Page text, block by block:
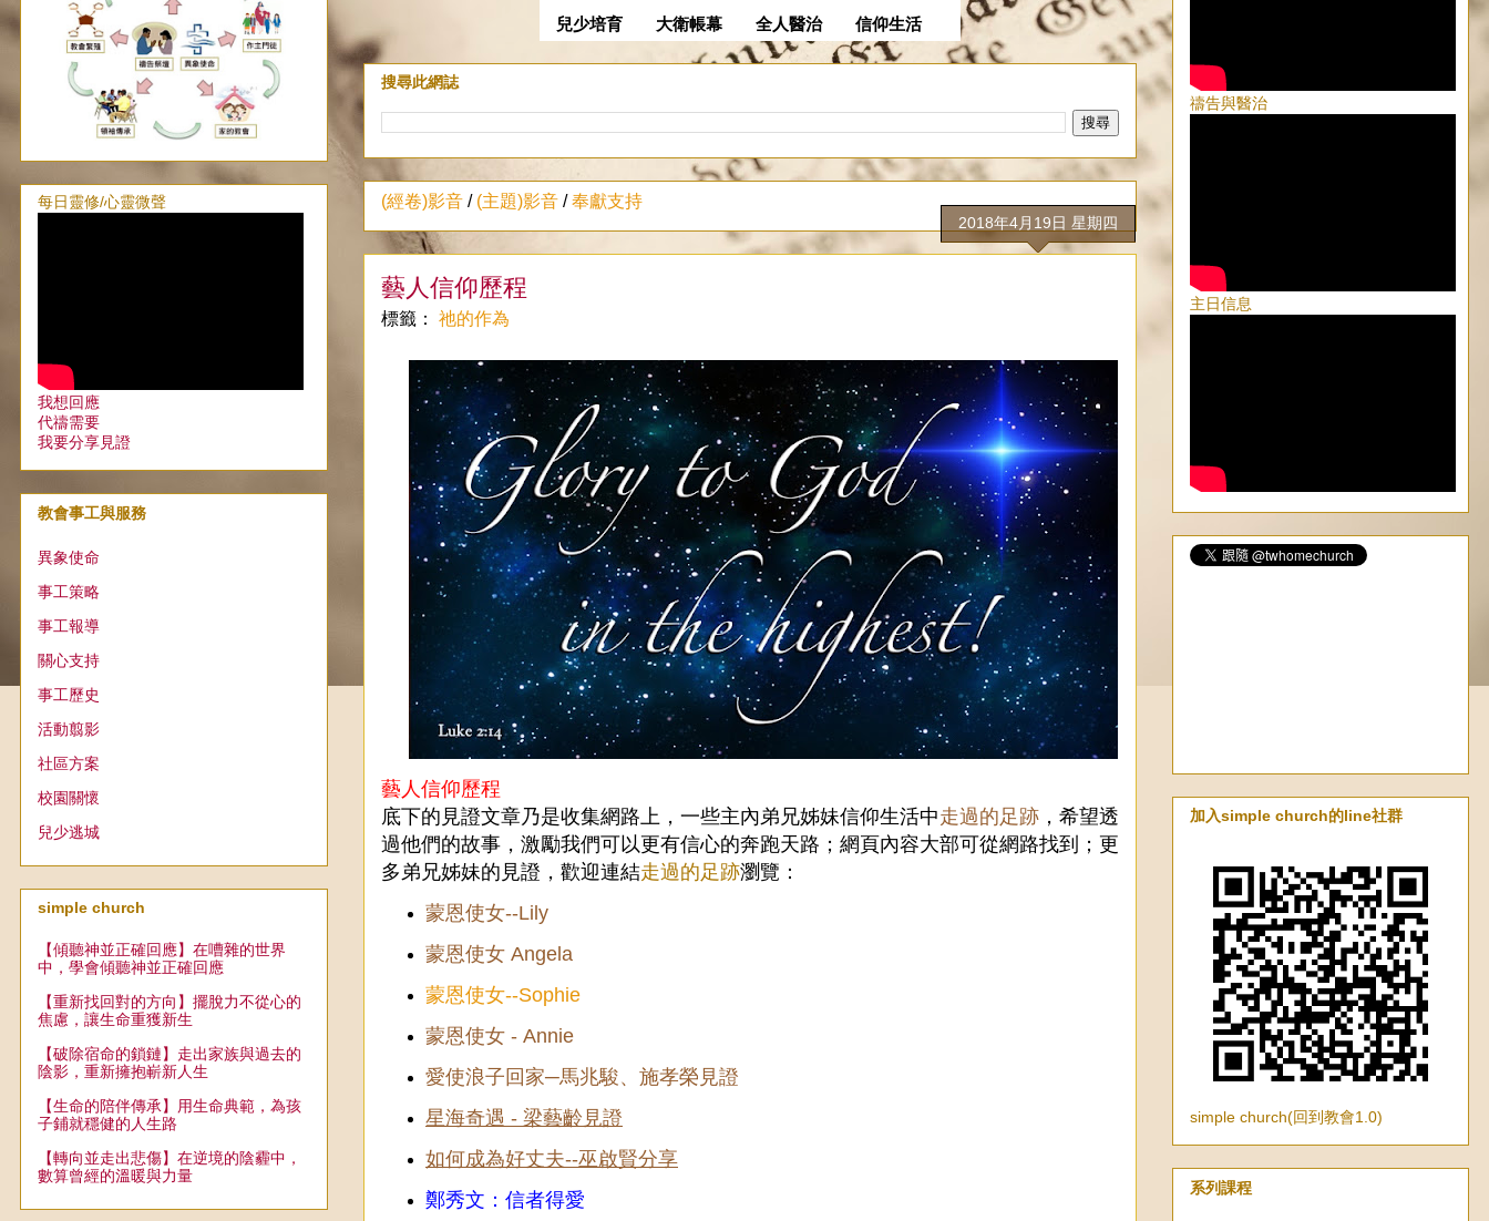
兒少培育 大衛帳幕 全人醫治 信仰生活
搜尋此網誌
(經卷)影音 / (主題)影音 /奉獻支持
2018年4月19日 星期四
藝人信仰歷程
標籤： 祂的作為
藝人信仰歷程
底下的見證文章乃是收集網路上，一些主內弟兄姊妹信仰生活中走過的足跡 ，希望透
過他們的故事，激勵我們可以更有信心的奔跑天路；網頁內容大部可從網路找到；更
多弟兄姊妹的見證，歡迎連結走過的足跡瀏覽 ：
蒙恩使女--Lily
蒙恩使女 Angela
蒙恩使女--Sophie
蒙恩使女 - Annie
愛使浪子回家─馬兆駿、施孝榮見證
星海奇遇 - 梁藝齡見證
如何成為好丈夫--巫啟賢分享
鄭秀文：信者得愛
每日靈修/心靈微聲
我想回應
代禱需要
我要分享見證
教會事工與服務
異象使命
事工策略
事工報導
關心支持
事工歷史
活動翦影
社區方案
校園關懷
兒少逃城
simple church
【傾聽神並正確回應】在嘈雜的世界
中，學會傾聽神並正確回應
【重新找回對的方向】擺脫力不從心的
焦慮，讓生命重獲新生
【破除宿命的鎖鏈】走出家族與過去的
陰影，重新擁抱嶄新人生
【生命的陪伴傳承】用生命典範，為孩
子鋪就穩健的人生路
【轉向並走出悲傷】在逆境的陰霾中，
數算曾經的溫暖與力量
禱告與醫治
主日信息
加入simple church的line社群
simple church(回到教會1.0)
系列課程